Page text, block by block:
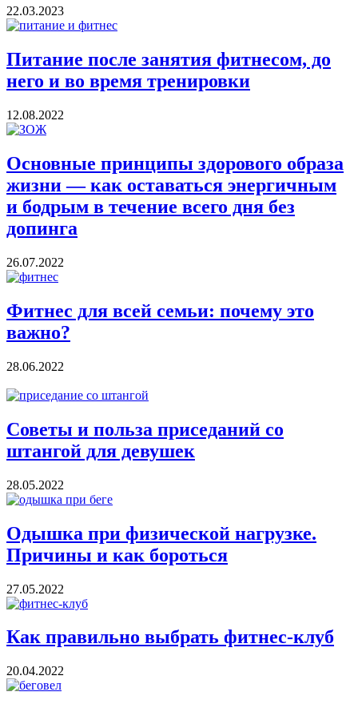
22.03.2023
Питание после занятия фитнесом, до
него и во время тренировки
12.08.2022
Основные принципы здорового образа
жизни — как оставаться энергичным
и бодрым в течение всего дня без
допинга
26.07.2022
Фитнес для всей семьи: почему это
важно?
28.06.2022
Советы и польза приседаний со
штангой для девушек
28.05.2022
Одышка при физической нагрузке.
Причины и как бороться
27.05.2022
Как правильно выбрать фитнес-клуб
20.04.2022